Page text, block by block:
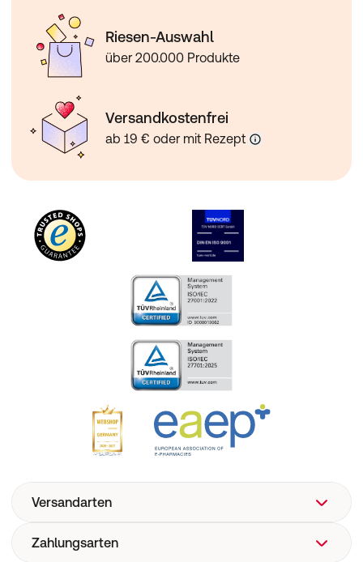
Riesen-Auswahl
über 200.000 Produkte
Versandkostenfrei
ab 19 € oder mit Rezept
Versandarten
Zahlungsarten